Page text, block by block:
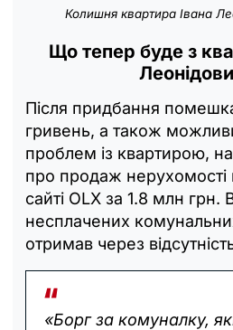
Колишня квартира Івана
Що тепер буде з
Після придбання
гривень, а також
проблем із квартирою,
про продаж нерухомості
сайті OLX за 1.8 млн
несплачених
отримав через
«Борг за комуналку,